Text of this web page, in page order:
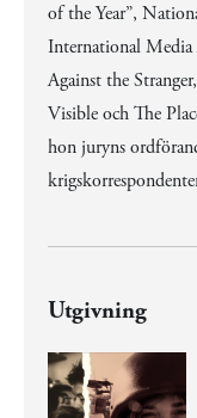
of the Year”,
International Media
Against the
Visible och The
hon juryns
Utgivning